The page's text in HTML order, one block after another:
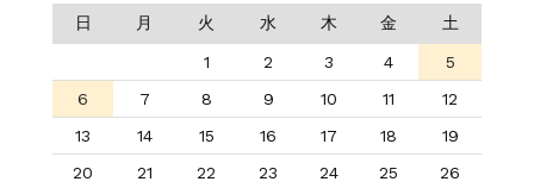
日 月 火 水 木 金 土
1 2 3 4
5
6
7 8 9 10 11
12
13
14 15 16 17 18
19
20
21 22 23 24 25 26